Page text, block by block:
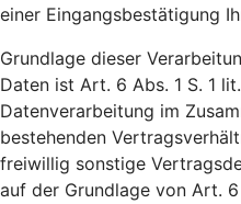
einer Eingangsbestätigung
Grundlage dieser
Daten ist Art. 6 Abs. 1 S. 1
Datenverarbeitung im
bestehenden
freiwillig sonstige
auf der Grundlage von Art. 6